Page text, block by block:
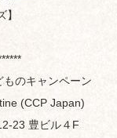
のキャンペーン
(CCP Japan)
23 豊ビル４F